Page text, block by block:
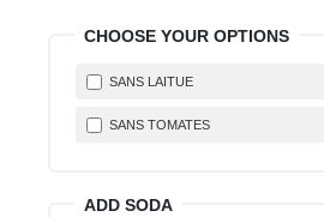
CHOOSE YOUR OPTIONS
SANS LAITUE
SANS TOMATES
ADD SODA